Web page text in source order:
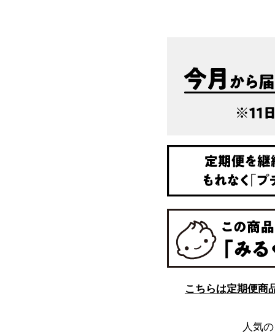
こちらは定期便商
人気